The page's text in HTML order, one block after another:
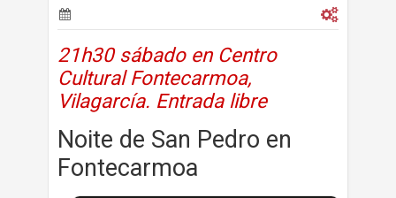
21h30 sábado en Centro
Cultural Fontecarmoa,
Vilagarcía. Entrada libre
Noite de San Pedro en
Fontecarmoa